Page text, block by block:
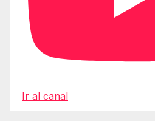
Ir al canal